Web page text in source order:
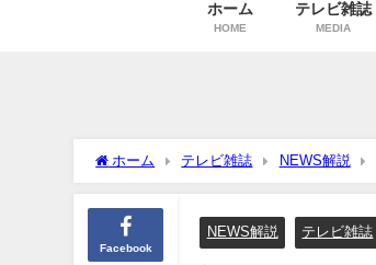
ホーム
HOME
テレビ雑誌
MEDIA
ホーム テレビ雑誌 NEWS解説
Facebook
NEWS解説 テレビ雑誌